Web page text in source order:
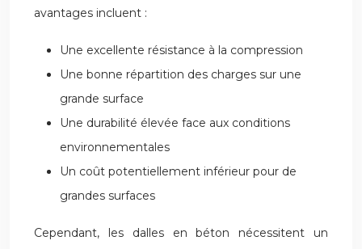
avantages incluent :
Une excellente résistance à la compression
Une bonne répartition des charges sur une
grande surface
Une durabilité élevée face aux conditions
environnementales
Un coût potentiellement inférieur pour de
grandes surfaces
Cependant, les dalles en béton nécessitent un